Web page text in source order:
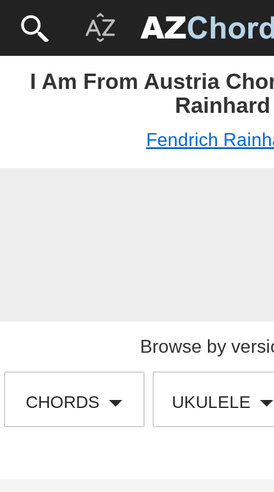
I Am From Austria
Rainhard
Fendrich
Browse by
CHORDS UKULELE